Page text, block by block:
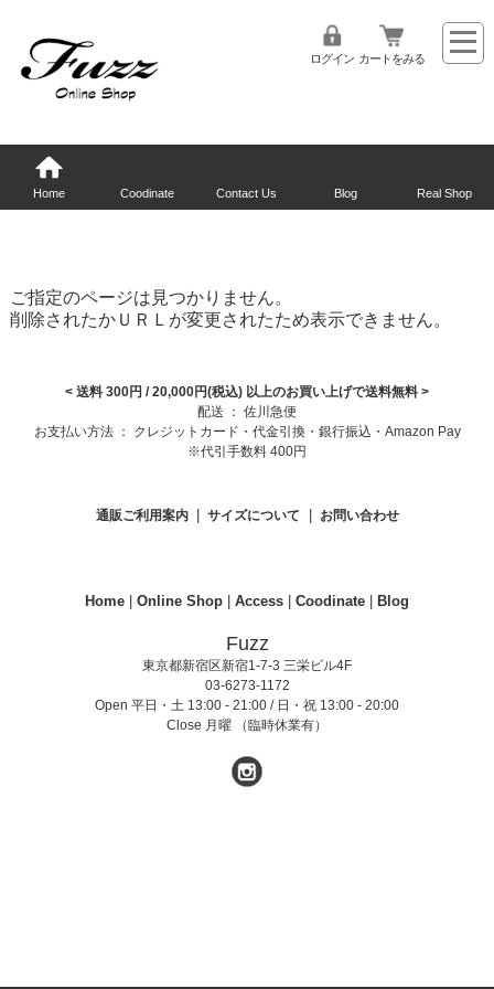
ログイン カートをみる
Home Coodinate Contact Us Blog Real Shop
ご指定のページは見つかりません。
削除されたかＵＲＬが変更されたため表示できません。
< 送料 300円 / 20,000円(税込) 以上のお買い上げで送料無料 >
配送 ： 佐川急便
お支払い方法 ： クレジットカード・代金引換・銀行振込・Amazon Pay
※代引手数料 400円
通販ご利用案内 サイズについて お問い合わせ
Home Online Shop Access Coodinate Blog
Fuzz
東京都新宿区新宿1-7-3 三栄ビル4F
03-6273-1172
Open 平日・土 13:00 - 21:00 / 日・祝 13:00 - 20:00
Close 月曜 （臨時休業有）